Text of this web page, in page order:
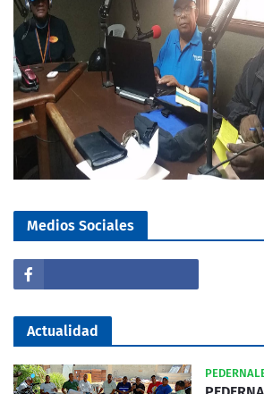
Medios Sociales
Actualidad